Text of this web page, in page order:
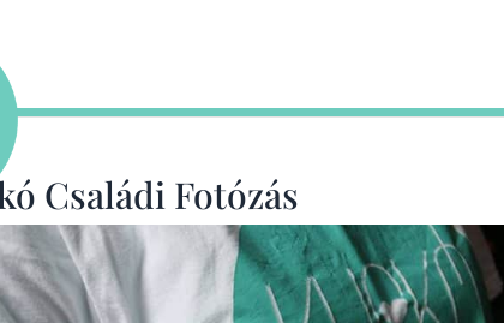
Családi Fotózás